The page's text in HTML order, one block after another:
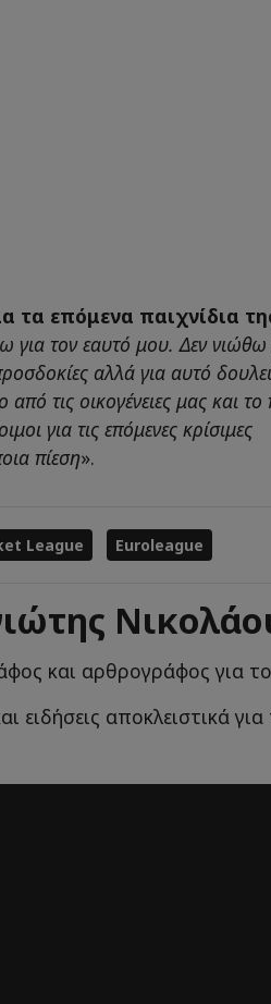
τα επόμενα παιχνίδια
για τον εαυτό μου. Δεν
αλλά για αυτό
τις οικογένειες μας και το
για τις επόμενες κρίσιμες
πίεση».
League Euroleague
και αρθρογράφος για
ειδήσεις αποκλειστικά